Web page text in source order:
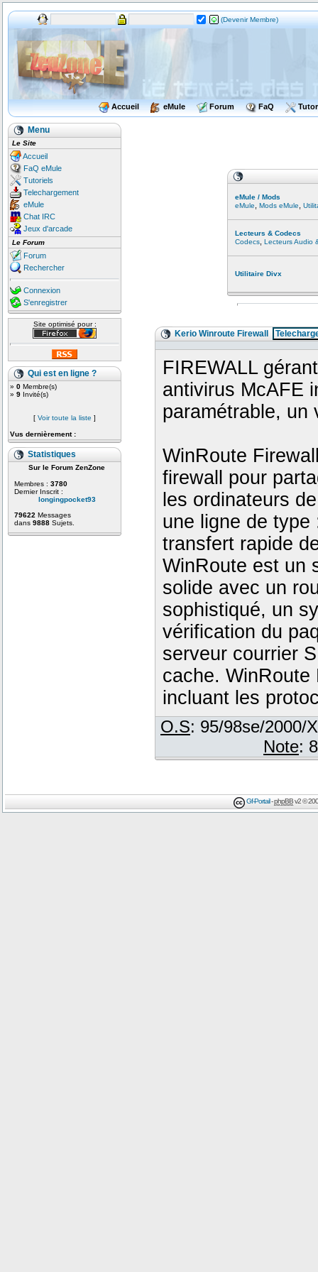
(Devenir Membre)
Accueil eMule Forum FaQ
Menu
Le Site
Accueil
FaQ eMule
Tutoriels
Telechargement
eMule
Chat IRC
Jeux d'arcade
Le Forum
Forum
Rechercher
Connexion
S'enregistrer
Site optimisé pour :
Qui est en ligne ?
» 0 Membre(s)
» 9 Invité(s)
[ Voir toute la liste ]
Vus dernièrement :
Statistiques
Sur le Forum ZenZone
Membres : 3780
Dernier Inscrit :
longingpocket93
79622 Messages
dans 9888 Sujets.
eMule / Mods
eMule
Mods eMule
Lecteurs & Codecs
Codecs Lecteurs Audio
Utilitaire Divx
Kerio Winroute Firewall
FIREWALL
antivirus McAFE
paramétrable, un
WinRoute
firewall pour
les ordinateurs
une ligne de
transfert rapide
WinRoute est un
solide avec un
sophistiqué, un
vérification du
serveur courrier
cache.
incluant les
O.S: 95/98se/2000/
Note:
Gf-Portail-phpBBv2 ©